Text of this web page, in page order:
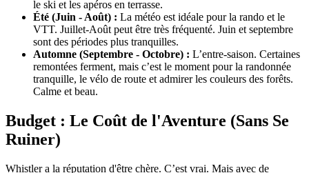
le ski et les apéros en terrasse.
Été (Juin - Août) : La météo est idéale pour la rando et le
VTT. Juillet-Août peut être très fréquenté. Juin et septembre
sont des périodes plus tranquilles.
Automne (Septembre - Octobre) : L’entre-saison. Certaines
remontées ferment, mais c’est le moment pour la randonnée
tranquille, le vélo de route et admirer les couleurs des forêts.
Calme et beau.
Budget : Le Coût de l'Aventure (Sans Se
Ruiner)
Whistler a la réputation d'être chère. C’est vrai. Mais avec de